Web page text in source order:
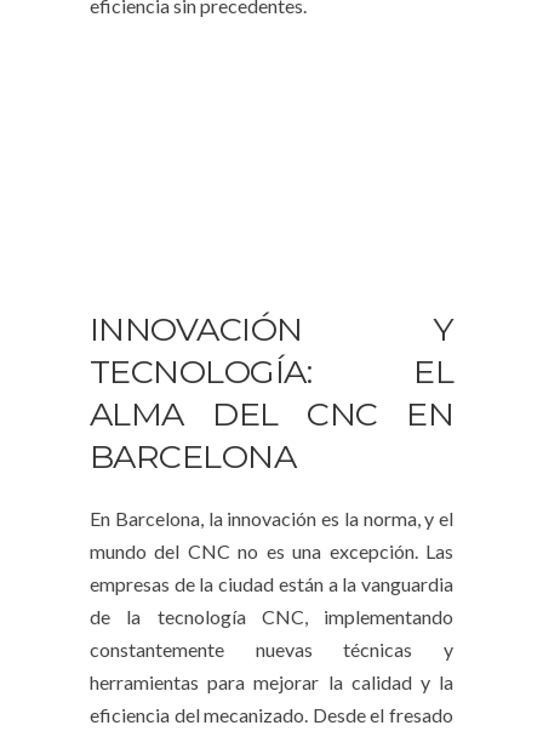
eficiencia sin precedentes.
INNOVACIÓN Y
TECNOLOGÍA: EL
ALMA DEL CNC EN
BARCELONA
En Barcelona, la innovación es la norma, y el
mundo del CNC no es una excepción. Las
empresas de la ciudad están a la vanguardia
de la tecnología CNC, implementando
constantemente nuevas técnicas y
herramientas para mejorar la calidad y la
eficiencia del mecanizado. Desde el fresado